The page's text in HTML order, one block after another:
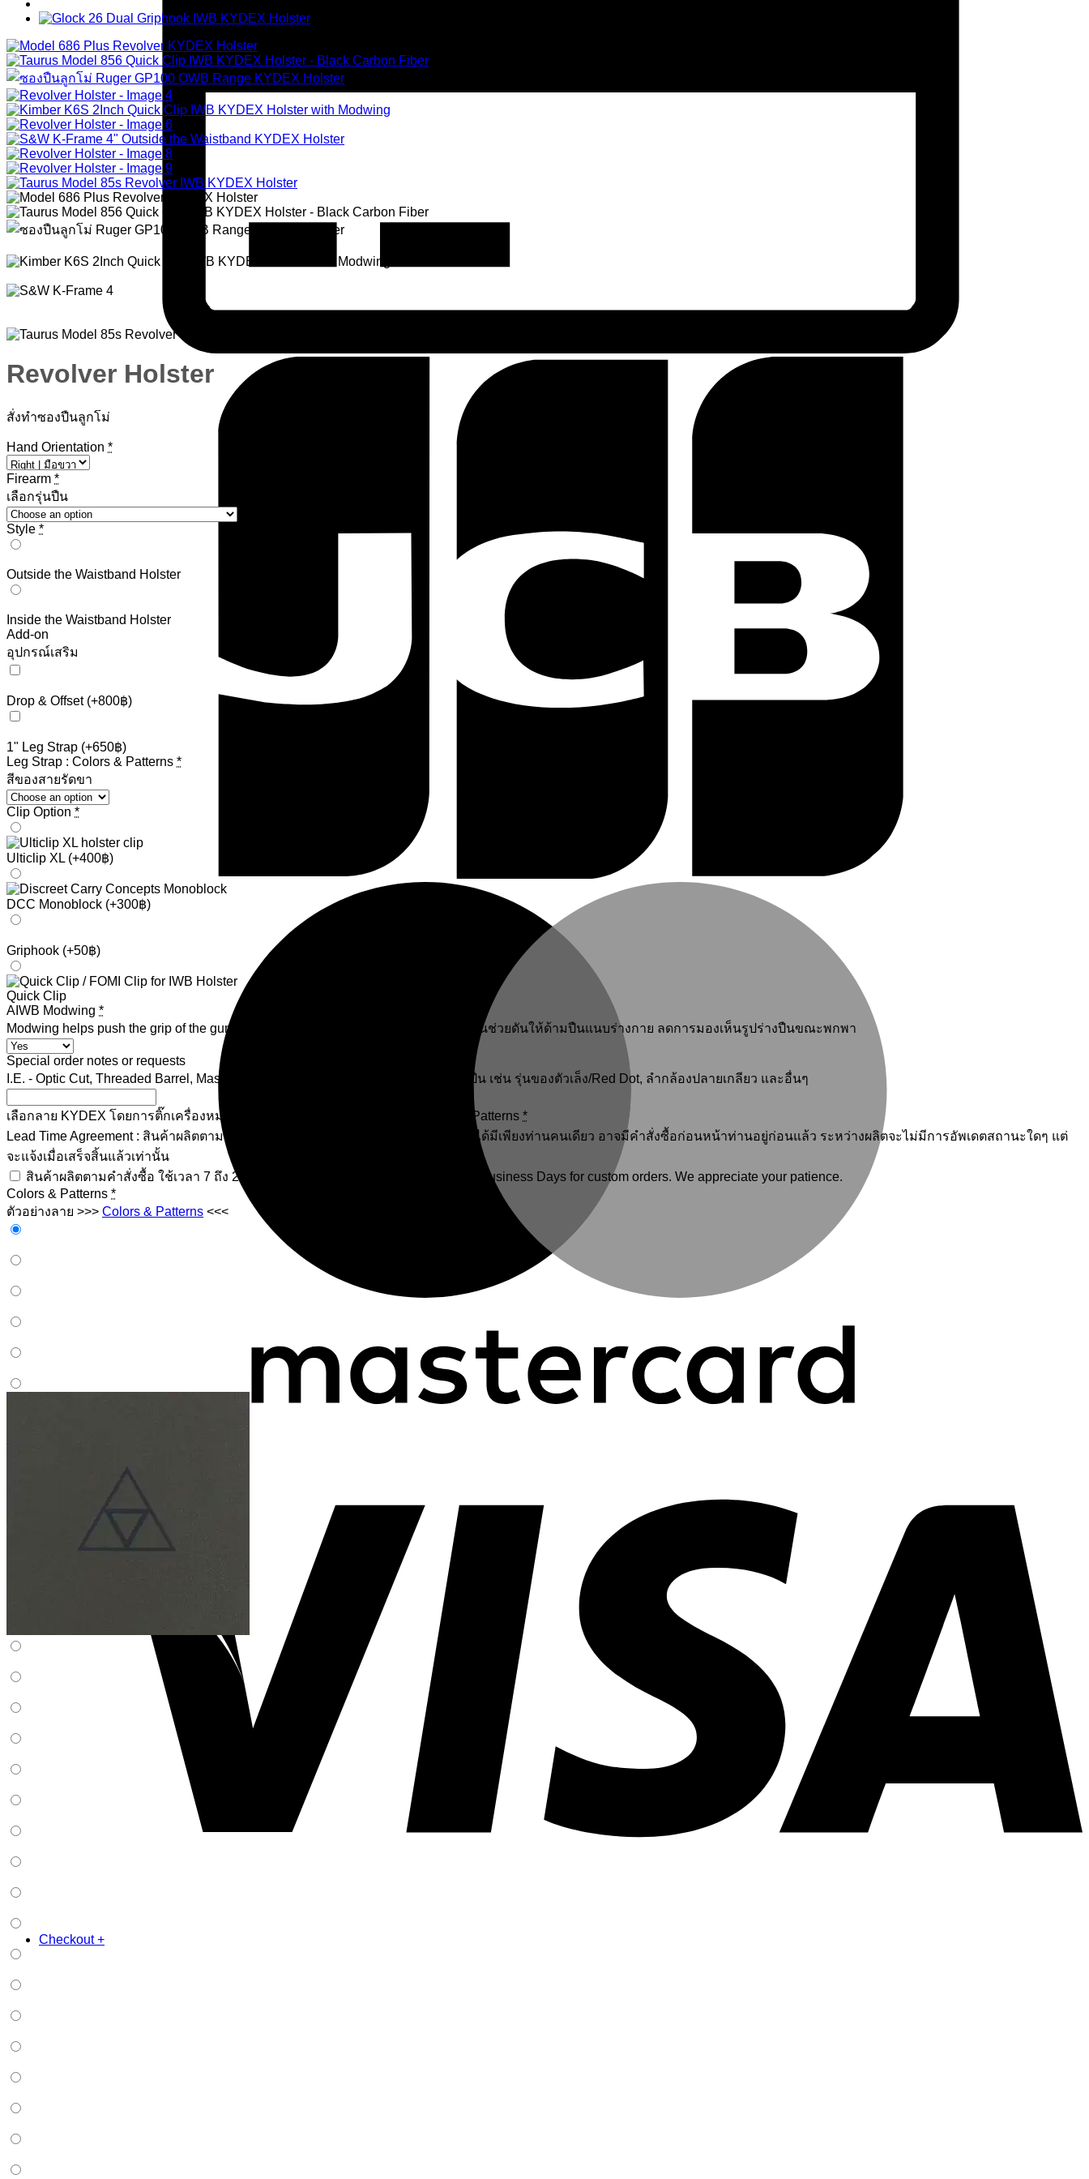
Checkout +
Revolver Holster
สั่งทำซองปืนลูกโม่
Hand Orientation *
Firearm *
เลือกรุ่นปืน
Style *
Outside the Waistband Holster
Inside the Waistband Holster
Add-on
อุปกรณ์เสริม
Drop & Offset (+800฿)
1" Leg Strap (+650฿)
Leg Strap : Colors & Patterns *
สีของสายรัดขา
Clip Option *
Ulticlip XL (+400฿)
DCC Monoblock (+300฿)
Griphook (+50฿)
Quick Clip
AIWB Modwing *
Modwing helps push the grip of the gun into the body for better concealment. ชิ้นส่วนช่วยดันให้ด้ามปืนแนบร่างกาย ลดการมองเห็นรูปร่างปืนขณะพกพา
Special order notes or requests
I.E. - Optic Cut, Threaded Barrel, Mass Driver Comp, ETC | รายละเอียดเกี่ยวกับตัวปืน เช่น รุ่นของตัวเล็ง/Red Dot, ลำกล้องปลายเกลียว และอื่นๆ
เลือกลาย KYDEX โดยการติ๊กเครื่องหมายในช่องสี่เหลี่ยม | Check to select Colors / Patterns *
Lead Time Agreement : สินค้าผลิตตามคำสั่งซื้อ ผู้สั่งจำเป็นที่จะต้องเข้าใจว่าลูกค้าไม่ได้มีเพียงท่านคนเดียว อาจมีคำสั่งซื้อก่อนหน้าท่านอยู่ก่อนแล้ว ระหว่างผลิตจะไม่มีการอัพเดตสถานะใดๆ แต่
จะแจ้งเมื่อเสร็จสิ้นแล้วเท่านั้น
สินค้าผลิตตามคำสั่งซื้อ ใช้เวลา 7 ถึง 20 วันทำการ | Our current lead time is 7-20 Business Days for custom orders. We appreciate your patience.
Colors & Patterns *
ตัวอย่างลาย >>> Colors & Patterns <<<